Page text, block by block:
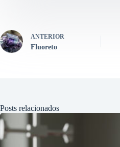
ANTERIOR
Fluoreto
Posts relacionados